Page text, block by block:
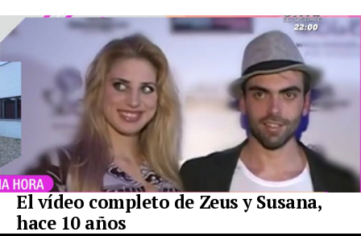
El vídeo completo de Zeus y Susana,
hace 10 años